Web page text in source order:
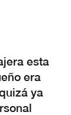
esta
era
ya